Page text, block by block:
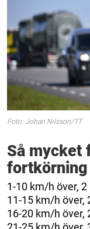
Foto: Johan Nilsson/TT
Så mycket
fortkörning
1-10 km/h över,
11-15 km/h över,
16-20 km/h över,